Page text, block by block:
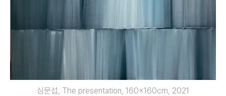
심문섭, The presentation, 160x160cm, 2021